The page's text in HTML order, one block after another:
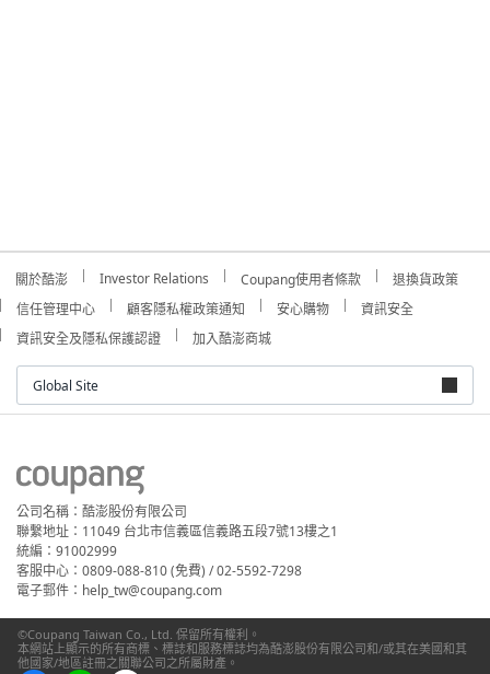
關於酷澎 Investor Relations Coupang使用者條款
退換貨政策
信任管理中心
顧客隱私權政策通知 安心購物
資訊安全
資訊安全及隱私保護認證
加入酷澎商城
Global Site
公司名稱：酷澎股份有限公司
聯繫地址：11049 台北市信義區信義路五段7號13樓之1
統編：91002999
客服中心：0809-088-810 (免費) / 02-5592-7298
電子郵件：help_tw@coupang.com
©Coupang Taiwan Co., Ltd. 保留所有權利。
本網站上顯示的所有商標、標誌和服務標誌均為酷澎股份有限公司和/或其在美國和其
他國家/地區註冊之關聯公司之所屬財產。